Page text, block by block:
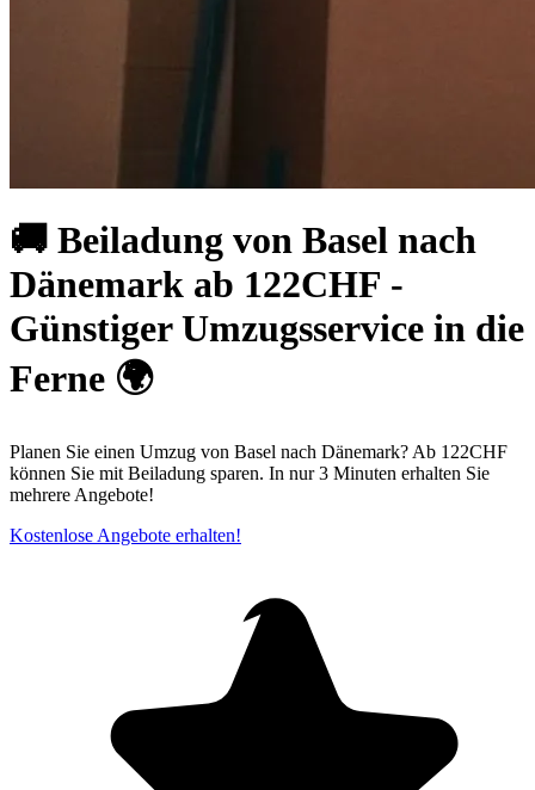
🚚 Beiladung von Basel nach
Dänemark ab 122CHF -
Günstiger Umzugsservice in die
Ferne 🌍
Planen Sie einen Umzug von Basel nach Dänemark? Ab 122CHF
können Sie mit Beiladung sparen. In nur 3 Minuten erhalten Sie
mehrere Angebote!
Kostenlose Angebote erhalten!